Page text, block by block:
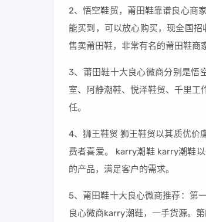
2、悟空鞋贸，莆田鞋靠谱良心商
能买到，可以放心购买，现全国
售卖莆田鞋，非常有名的莆田鞋商
3、莆田鞋十大良心微商分别是悟
室、阿静潮鞋、悦泽鞋贸、千里工
任。
4、狮王鞋贸 狮王鞋贸以其质优价
费者喜爱。 karry潮鞋 karry潮鞋
的产品，满足客户的需求。
5、莆田鞋十大良心微商推荐：第
良心微商karry潮鞋，一手货源。